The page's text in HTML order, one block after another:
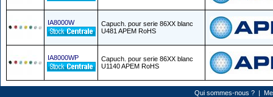
IA8000W
Capuch. pour serie 86XX blanc
U481 APEM RoHS
IA8000WP
Capuch. pour serie 86XX blanc
U1140 APEM RoHS
Qui sommes-nous ? |